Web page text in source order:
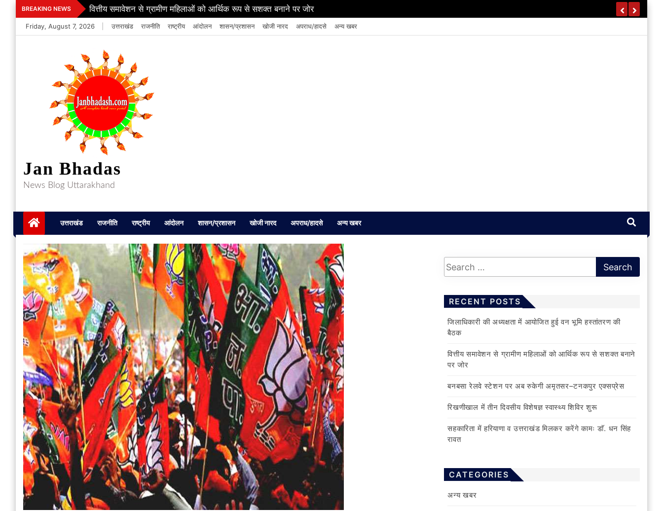
Skip
to
content
BREAKING NEWS वित्तीय समावेशन से ग्रामीण महिलाओं को आर्थिक रूप से सशक्त बनाने पर जोर
Friday, August 7, 2026 उत्तराखंड राजनीति राष्ट्रीय आंदोलन शासन/प्रशासन खोजी नारद अपराध/हादसे अन्य खबर
Jan Bhadas
News Blog Uttarakhand
उत्तराखंड राजनीति राष्ट्रीय आंदोलन शासन/प्रशासन खोजी नारद अपराध/हादसे अन्य खबर
RECENT POSTS
जिलाधिकारी की अध्यक्षता में आयोजित हुई वन भूमि हस्तांतरण की
बैठक
वित्तीय समावेशन से ग्रामीण महिलाओं को आर्थिक रूप से सशक्त बनाने
पर जोर
बनबसा रेलवे स्टेशन पर अब रुकेगी अमृतसर–टनकपुर एक्सप्रेस
रिखणीखाल में तीन दिवसीय विशेषज्ञ स्वास्थ्य शिविर शुरू
सहकारिता में हरियाणा व उत्तराखंड मिलकर करेंगे कामः डाॅ. धन सिंह
रावत
CATEGORIES
अन्य खबर